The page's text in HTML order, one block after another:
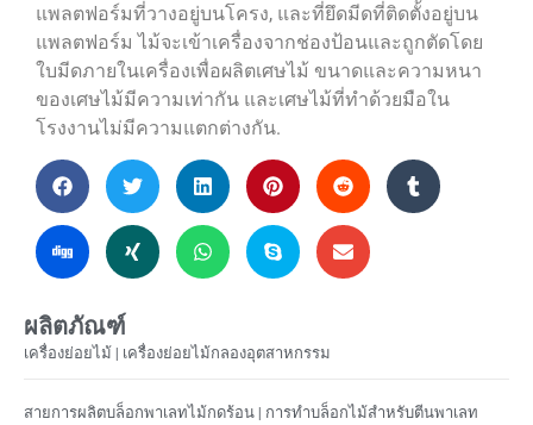
แพลตฟอร์มที่วางอยู่บนโครง, และที่ยึดมีดที่ติดตั้งอยู่บน
แพลตฟอร์ม ไม้จะเข้าเครื่องจากช่องป้อนและถูกตัดโดย
ใบมีดภายในเครื่องเพื่อผลิตเศษไม้ ขนาดและความหนา
ของเศษไม้มีความเท่ากัน และเศษไม้ที่ทำด้วยมือใน
โรงงานไม่มีความแตกต่างกัน.
ผลิตภัณฑ์
เครื่องย่อยไม้ | เครื่องย่อยไม้กลองอุตสาหกรรม
สายการผลิตบล็อกพาเลทไม้กดร้อน | การทำบล็อกไม้สำหรับตีนพาเลท